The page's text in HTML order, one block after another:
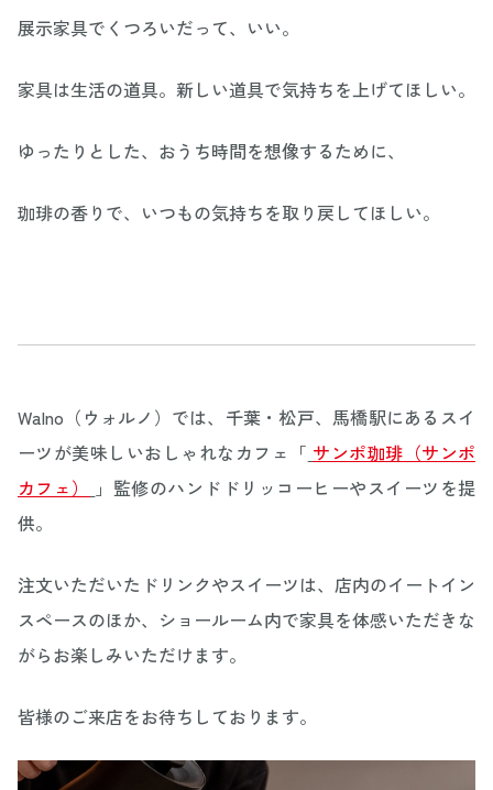
展示家具でくつろいだって、いい。
家具は生活の道具。新しい道具で気持ちを上げてほしい。
ゆったりとした、おうち時間を想像するために、
珈琲の香りで、いつもの気持ちを取り戻してほしい。
Walno（ウォルノ）では、千葉・松戸、馬橋駅にあるスイ
ーツが美味しいおしゃれなカフェ「 サンポ珈琲（サンポ
カフェ）
」監修のハンドドリッコーヒーやスイーツを提
供。
注文いただいたドリンクやスイーツは、店内のイートイン
スペースのほか、ショールーム内で家具を体感いただきな
がらお楽しみいただけます。
皆様のご来店をお待ちしております。